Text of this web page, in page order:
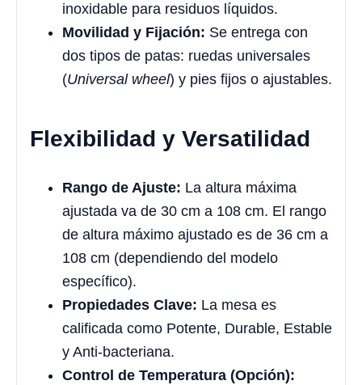
inoxidable para residuos líquidos.
Movilidad y Fijación: Se entrega con
dos tipos de patas: ruedas universales
(Universal wheel) y pies fijos o ajustables.
Flexibilidad y Versatilidad
Rango de Ajuste: La altura máxima
ajustada va de 30 cm a 108 cm. El rango
de altura máximo ajustado es de 36 cm a
108 cm (dependiendo del modelo
específico).
Propiedades Clave: La mesa es
calificada como Potente, Durable, Estable
y Anti-bacteriana.
Control de Temperatura (Opción):